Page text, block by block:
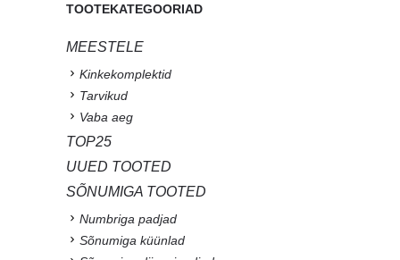
TOOTEKATEGOORIAD
MEESTELE
Kinkekomplektid
Tarvikud
Vaba aeg
TOP25
UUED TOOTED
SÕNUMIGA TOOTED
Numbriga padjad
Sõnumiga küünlad